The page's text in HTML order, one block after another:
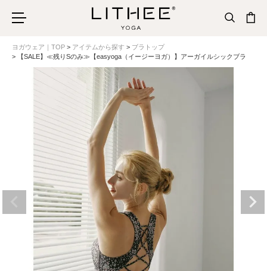
ヨガウェア｜TOP アイテムから探す
ブラトップ
【SALE】≪残りSのみ≫【easyoga（イージーヨガ）】アーガイルシックブラ